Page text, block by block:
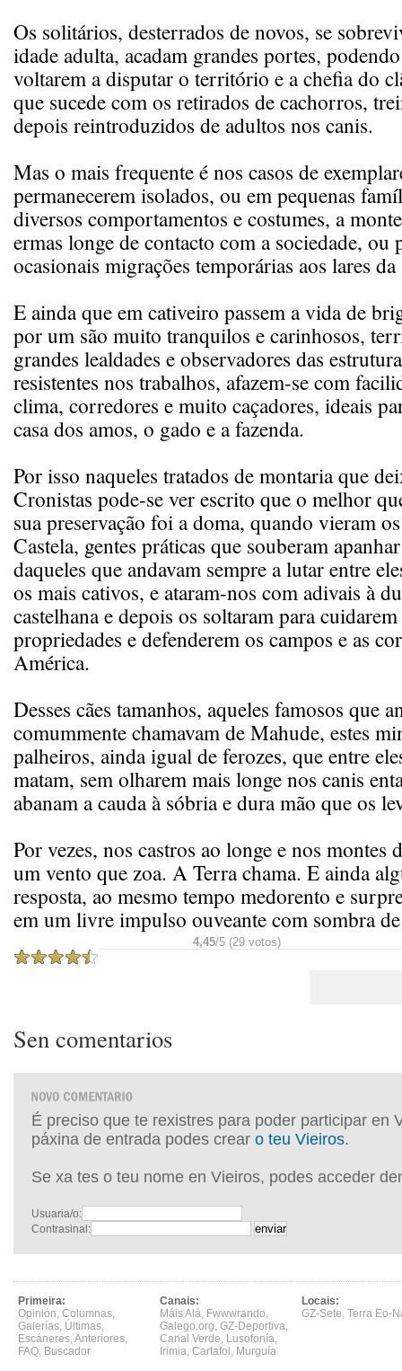
Os solitários, desterrados de novos, se
idade adulta, acadam grandes portes,
voltarem a disputar o território e a chefia do
que sucede com os retirados de cachorros,
depois reintroduzidos de adultos nos canis.
Mas o mais frequente é nos casos de
permanecerem isolados, ou em pequenas
diversos comportamentos e costumes, a
ermas longe de contacto com a sociedade, ou
ocasionais migrações temporárias aos lares
E ainda que em cativeiro passem a vida de
por um são muito tranquilos e carinhosos,
grandes lealdades e observadores das
resistentes nos trabalhos, afazem-se com
clima, corredores e muito caçadores, ideais
casa dos amos, o gado e a fazenda.
Por isso naqueles tratados de montaria que
Cronistas pode-se ver escrito que o melhor
sua preservação foi a doma, quando vieram
Castela, gentes práticas que souberam
daqueles que andavam sempre a lutar entre
os mais cativos, e ataram-nos com adivais à
castelhana e depois os soltaram para cuidarem
propriedades e defenderem os campos e as
América.
Desses cães tamanhos, aqueles famosos que
comummente chamavam de Mahude, estes
palheiros, ainda igual de ferozes, que entre
matam, sem olharem mais longe nos canis
abanam a cauda à sóbria e dura mão que os
Por vezes, nos castros ao longe e nos montes
um vento que zoa. A Terra chama. E ainda
resposta, ao mesmo tempo medorento e
em um livre impulso ouveante com sombra
4,45/5 (29 votos)
Sen comentarios
É preciso que te rexistres para poder participar en
páxina de entrada podes crear o teu Vieiros.
Se xa tes o teu nome en Vieiros, podes acceder
Usuaria/o:
Contrasinal:
Primeira:
Opinión, Columnas,
Galerías, Últimas,
Escáneres,Anteriores,
FAQ, Buscador
Canais:
Máis Alá, Fwwwrando,
Galego.org, GZ-Deportiva,
Canal Verde, Lusofonía,
Irimia, Cartafol , Murguía
Locais:
GZ-Sete, Terra Eo-